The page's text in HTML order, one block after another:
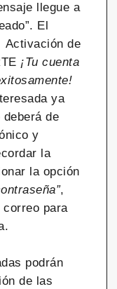
llegue a
El
Activación de
¡Tu cuenta
ya
de
y
la
la opción
,
correo para
podrán
de las